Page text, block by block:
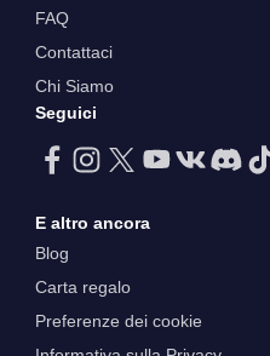
FAQ
Contattaci
Chi Siamo
Seguici
E altro ancora
Blog
Carta regalo
Preferenze dei cookie